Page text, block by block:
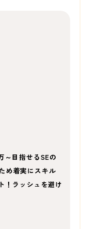
目指せるSEの
め着実にスキル
！ラッシュを避け